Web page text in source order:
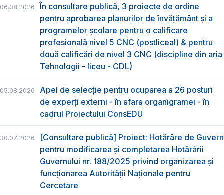
06.08.2026
În consultare publică, 3 proiecte de ordine
pentru aprobarea planurilor de învățământ și a
programelor școlare pentru o calificare
profesională nivel 5 CNC (postliceal) & pentru
două calificări de nivel 3 CNC (discipline din aria
Tehnologii - liceu - CDL)
05.08.2026
Apel de selecție pentru ocuparea a 26 posturi
de experți externi - în afara organigramei - în
cadrul Proiectului ConsEDU
30.07.2026
[Consultare publică] Proiect: Hotărâre de Guvern
pentru modificarea și completarea Hotărârii
Guvernului nr. 188/2025 privind organizarea şi
funcţionarea Autorităţii Naţionale pentru
Cercetare